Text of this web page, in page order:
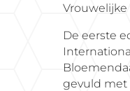
Vrouwelijke
De eerste
gevuld met